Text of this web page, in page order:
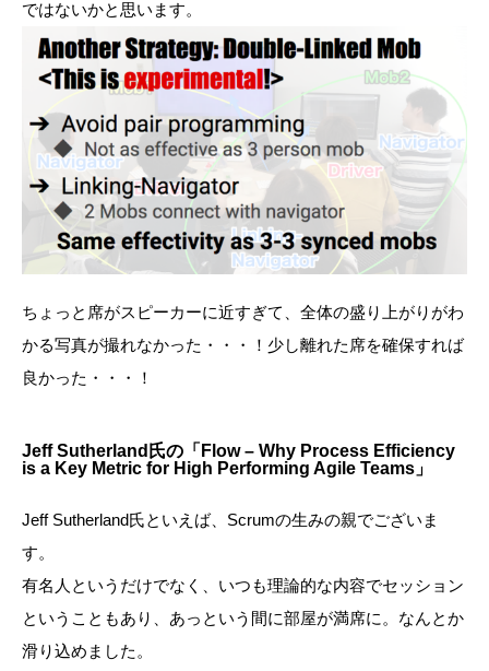
ではないかと思います。
ちょっと席がスピーカーに近すぎて、全体の盛り上がりがわ
かる写真が撮れなかった・・・！少し離れた席を確保すれば
良かった・・・！
Jeff Sutherland氏の「Flow – Why Process Efficiency
is a Key Metric for High Performing Agile Teams」
Jeff Sutherland氏といえば、Scrumの生みの親でございま
す。
有名人というだけでなく、いつも理論的な内容でセッション
ということもあり、あっという間に部屋が満席に。なんとか
滑り込めました。